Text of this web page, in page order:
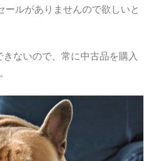
ールがありませんので欲しいと
ないので、常に中古品を購入